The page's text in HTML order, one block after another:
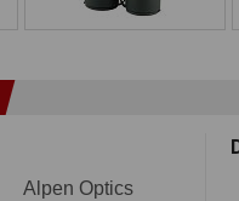
Alpen Optics